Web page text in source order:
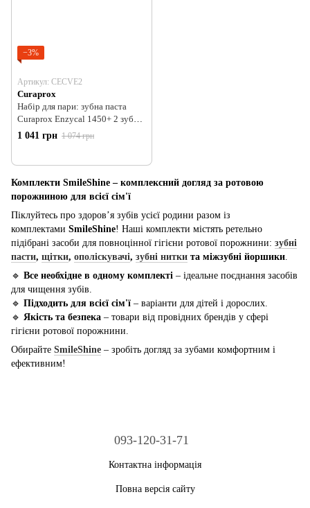
−3%
Артикул: CECVE2
Curaprox
Набір для пари: зубна паста
Curaprox Enzycal 1450+ 2 зубні
щітки Curaprox CS 5460 "Ultra
1 041 грн 1 074 грн
Комплекти SmileShine – комплексний догляд за ротовою
порожниною для всієї сім'ї
Піклуйтесь про здоров’я зубів усієї родини разом із
комплектами SmileShine! Наші комплекти містять ретельно
підібрані засоби для повноцінної гігієни ротової порожнини: зубні
пасти, щітки, ополіскувачі, зубні нитки та міжзубні йоршики.
🔹 Все необхідне в одному комплекті – ідеальне поєднання засобів
для чищення зубів.
🔹 Підходить для всієї сім'ї – варіанти для дітей і дорослих.
🔹 Якість та безпека – товари від провідних брендів у сфері
гігієни ротової порожнини.
Обирайте SmileShine – зробіть догляд за зубами комфортним і
ефективним!
093-120-31-71
Контактна інформація
Повна версія сайту